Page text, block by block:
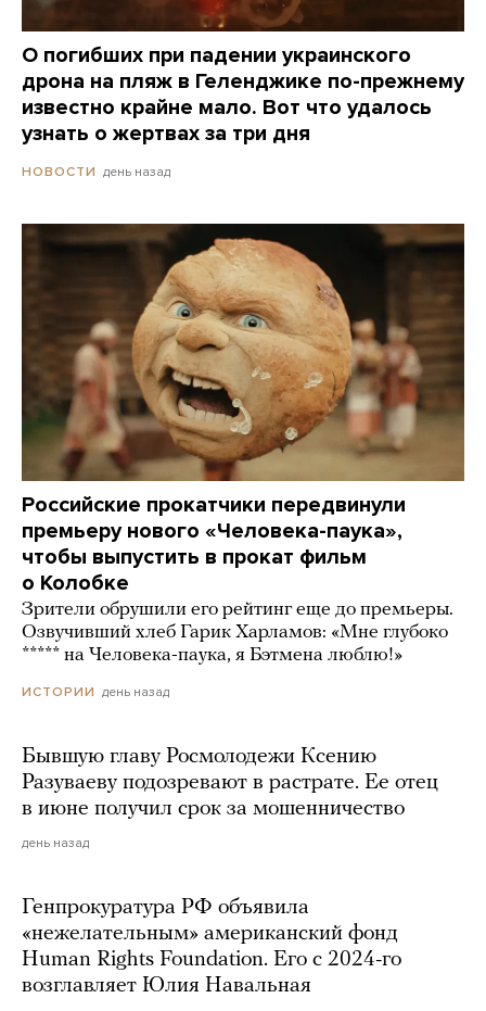
О погибших при падении украинского
дрона на пляж в Геленджике по-прежнему
известно крайне мало. Вот что удалось
узнать о жертвах за три дня
НОВОСТИ день назад
Российские прокатчики передвинули
премьеру нового «Человека-паука»,
чтобы выпустить в прокат фильм
о Колобке
Зрители обрушили его рейтинг еще до премьеры.
Озвучивший хлеб Гарик Харламов: «Мне глубоко
***** на Человека-паука, я Бэтмена люблю!»
ИСТОРИИ день назад
Бывшую главу Росмолодежи Ксению
Разуваеву подозревают в растрате. Ее отец
в июне получил срок за мошенничество
день назад
Генпрокуратура РФ объявила
«нежелательным» американский фонд
Human Rights Foundation. Его с 2024-го
возглавляет Юлия Навальная